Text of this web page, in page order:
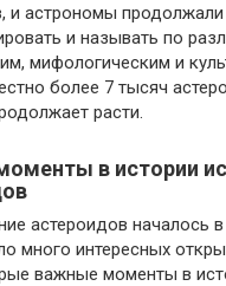
и астрономы продолжали
и называть по
мифологическим и
более 7 тысяч
расти.
в истории
астероидов началось в
много интересных
важные моменты в